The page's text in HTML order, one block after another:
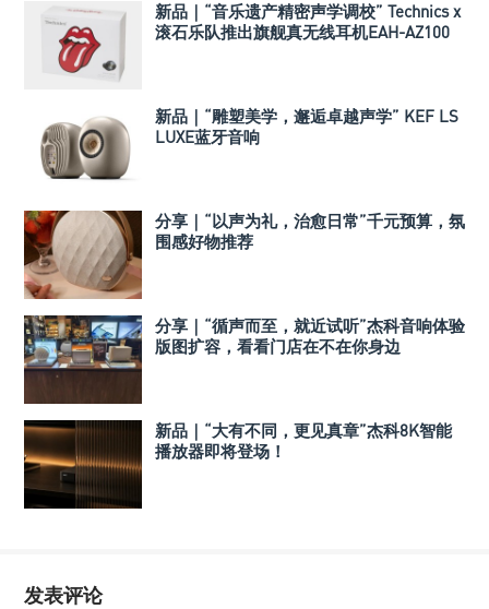
新品｜“音乐遗产精密声学调校” Technics x
滚石乐队推出旗舰真无线耳机EAH-AZ100
新品｜“雕塑美学，邂逅卓越声学” KEF LS
LUXE蓝牙音响
分享｜“以声为礼，治愈日常”千元预算，氛
围感好物推荐
分享｜“循声而至，就近试听”杰科音响体验
版图扩容，看看门店在不在你身边
新品｜“大有不同，更见真章”杰科8K智能
播放器即将登场！
发表评论